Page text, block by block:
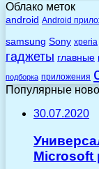
Облако меток
android Android
samsung Sony xperia
гаджеты главные
подборка приложения
Популярные
30.07.2020
Microsoft